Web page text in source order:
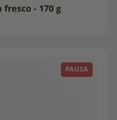
fresco - 170 g
PAUSA